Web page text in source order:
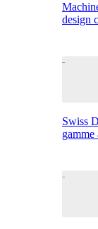
design
Swiss
gamme